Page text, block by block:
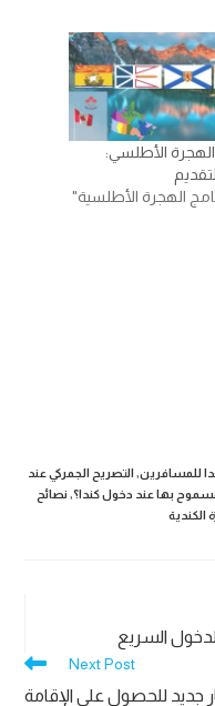
الهجرة الأطلسي:
الهجرة الأطلسية"
للمسافرين, التصريح الجمركي عند
بها عند دخول كندا؟, نصائح
الكندية
Next Post
للحصول على الإقامة